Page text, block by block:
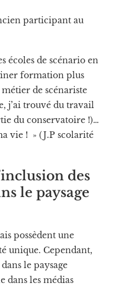
participant au
écoles de scénario en
formation plus
de scénariste
j’ai trouvé du travail
du conservatoire !)…
vie ! » (J.P scolarité
des
le paysage
possèdent une
unique. Cependant,
le paysage
dans les médias